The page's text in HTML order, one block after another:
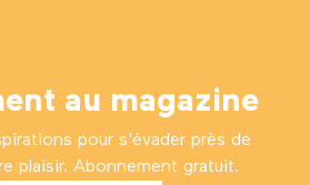
au magazine
pour s'évader près de
plaisir. Abonnement gratuit.